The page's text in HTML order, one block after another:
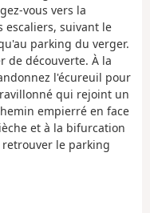
vous vers la
escaliers, suivant le
parking du verger.
de découverte. À la
l'écureuil pour
qui rejoint un
empierré en face
et à la bifurcation
le parking